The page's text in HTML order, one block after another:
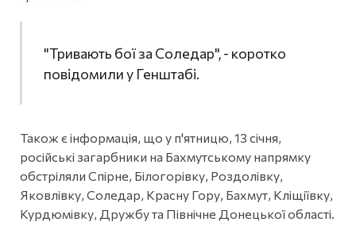
"Тривають бої за Соледар", - коротко
повідомили у Генштабі.
Також є інформація, що у п'ятницю, 13 січня,
російські загарбники на Бахмутському напрямку
обстріляли Спірне, Білогорівку, Роздолівку,
Яковлівку, Соледар, Красну Гору, Бахмут, Кліщіївку,
Курдюмівку, Дружбу та Північне Донецької області.